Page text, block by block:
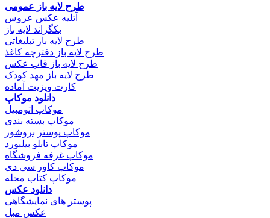
طرح لایه باز عمومی
آتلیه عکس عروس
بکگراند لایه باز
طرح لایه باز تبلیغاتی
طرح لایه باز دفترچه کاغذ
طرح لایه باز قاب عکس
طرح لایه باز مهد کودک
کارت ویزیت آماده
دانلود موکاپ
موکاپ اتومبیل
موکاپ بسته بندی
موکاپ پوستر بروشور
موکاپ تابلو بیلبورد
موکاپ غرفه فروشگاه
موکاپ کاور سی دی
موکاپ کتاب مجله
دانلود عکس
پوستر های نمایشگاهی
عکس مبل